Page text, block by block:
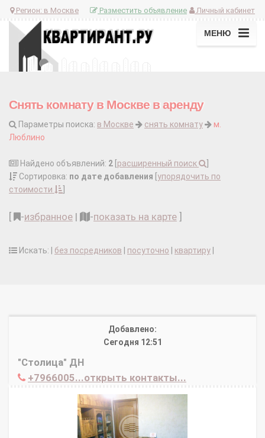
Регион: в Москве Личный кабинет
Разместить объявление
МЕНЮ
Снять комнату в Москве в аренду
Параметры поиска: в Москве снять комнату
м.
Люблино
Найдено объявлений: 2 расширенный поиск
Сортировка: по дате добавления упорядочить по
стоимости
-избранное | -показать на карте
Искать: | без посредников посуточно квартиру
Добавлено:
Сегодня 12:51
"Столица" ДН
+7966005...открыть контакты...